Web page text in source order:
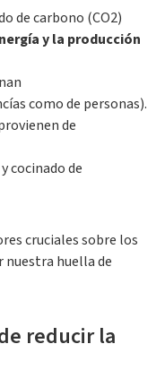
de carbono (CO2)
y la producción
como de personas).
de
cocinado de
cruciales sobre los
nuestra huella de
reducir la